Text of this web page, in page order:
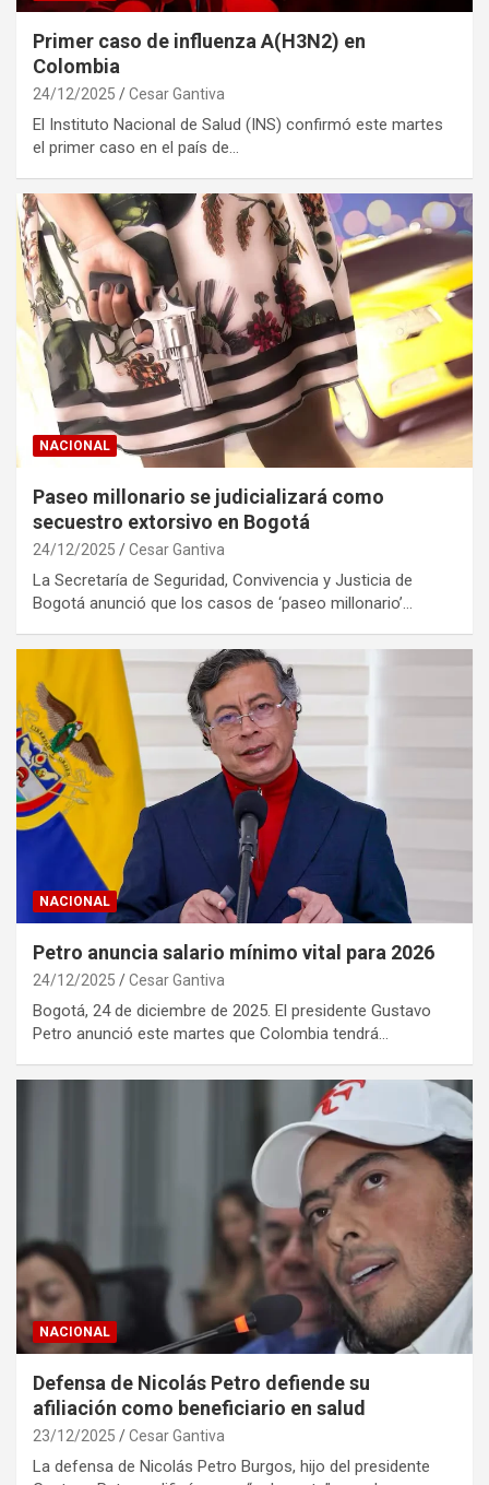
Primer caso de influenza A(H3N2) en
Colombia
24/12/2025 Cesar Gantiva
El Instituto Nacional de Salud (INS) confirmó este martes
el primer caso en el país de…
NACIONAL
Paseo millonario se judicializará como
secuestro extorsivo en Bogotá
24/12/2025 Cesar Gantiva
La Secretaría de Seguridad, Convivencia y Justicia de
Bogotá anunció que los casos de ‘paseo millonario’…
NACIONAL
Petro anuncia salario mínimo vital para 2026
24/12/2025 Cesar Gantiva
Bogotá, 24 de diciembre de 2025. El presidente Gustavo
Petro anunció este martes que Colombia tendrá…
NACIONAL
Defensa de Nicolás Petro defiende su
afiliación como beneficiario en salud
23/12/2025 Cesar Gantiva
La defensa de Nicolás Petro Burgos, hijo del presidente